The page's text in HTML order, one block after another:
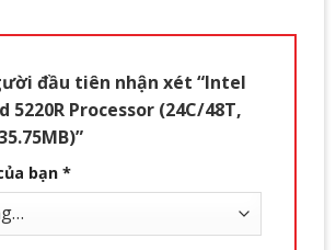
đầu tiên nhận xét “Intel
5220R Processor (24C/48T,
bạn *